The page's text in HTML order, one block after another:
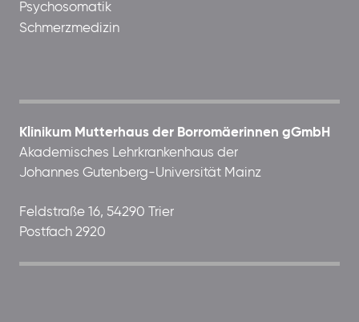
Psychosomatik
Schmerzmedizin
Klinikum Mutterhaus der Borromäerinnen gGmbH
Akademisches Lehrkrankenhaus der
Johannes Gutenberg-Universität Mainz
Feldstraße 16, 54290 Trier
Postfach 2920